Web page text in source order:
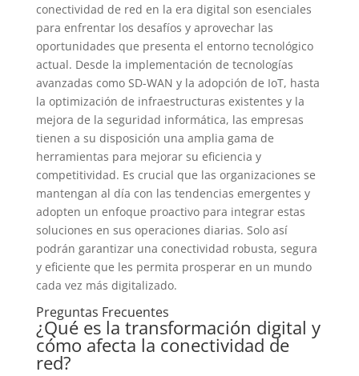
conectividad de red en la era digital son esenciales
para enfrentar los desafíos y aprovechar las
oportunidades que presenta el entorno tecnológico
actual. Desde la implementación de tecnologías
avanzadas como SD-WAN y la adopción de IoT, hasta
la optimización de infraestructuras existentes y la
mejora de la seguridad informática, las empresas
tienen a su disposición una amplia gama de
herramientas para mejorar su eficiencia y
competitividad. Es crucial que las organizaciones se
mantengan al día con las tendencias emergentes y
adopten un enfoque proactivo para integrar estas
soluciones en sus operaciones diarias. Solo así
podrán garantizar una conectividad robusta, segura
y eficiente que les permita prosperar en un mundo
cada vez más digitalizado.
Preguntas Frecuentes
¿Qué es la transformación digital y
cómo afecta la conectividad de
red?